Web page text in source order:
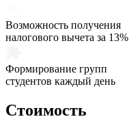
Возможность получения
налогового вычета за 13%
Формирование групп
студентов каждый день
Стоимость